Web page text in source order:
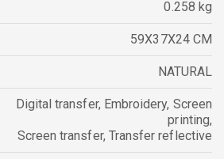
0.258 kg
59X37X24 CM
NATURAL
Digital transfer, Embroidery, Screen
printing,
Screen transfer, Transfer reflective